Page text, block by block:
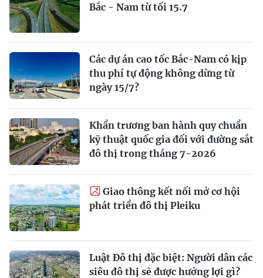
Bắc - Nam từ tối 15.7
Các dự án cao tốc Bắc-Nam có kịp
thu phí tự động không dừng từ
ngày 15/7?
Khẩn trương ban hành quy chuẩn
kỹ thuật quốc gia đối với đường sắt
đô thị trong tháng 7-2026
Giao thông kết nối mở cơ hội
phát triển đô thị Pleiku
Luật Đô thị đặc biệt: Người dân các
siêu đô thị sẽ được hưởng lợi gì?